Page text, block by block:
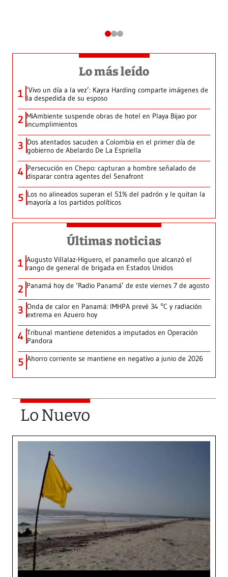
Lo más leído
1 ‘Vivo un día a la vez’: Kayra Harding comparte imágenes de
la despedida de su esposo
2 MiAmbiente suspende obras de hotel en Playa Bijao por
incumplimientos
3 Dos atentados sacuden a Colombia en el primer día de
gobierno de Abelardo De La Espriella
4 Persecución en Chepo: capturan a hombre señalado de
disparar contra agentes del Senafront
5 Los no alineados superan el 51% del padrón y le quitan la
mayoría a los partidos políticos
Últimas noticias
1 Augusto Villalaz-Higuero, el panameño que alcanzó el
rango de general de brigada en Estados Unidos
2 Panamá hoy de ‘Radio Panamá’ de este viernes 7 de agosto
3 Onda de calor en Panamá: IMHPA prevé 34 °C y radiación
extrema en Azuero hoy
4 Tribunal mantiene detenidos a imputados en Operación
Pandora
5 Ahorro corriente se mantiene en negativo a junio de 2026
Lo Nuevo